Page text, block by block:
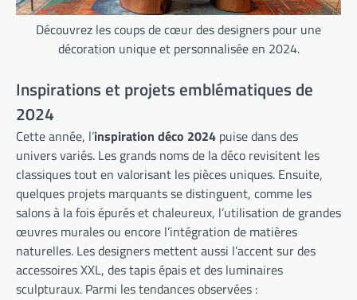
Découvrez les coups de cœur des designers pour une
décoration unique et personnalisée en 2024.
Inspirations et projets emblématiques de
2024
Cette année, l’inspiration déco 2024 puise dans des
univers variés. Les grands noms de la déco revisitent les
classiques tout en valorisant les pièces uniques. Ensuite,
quelques projets marquants se distinguent, comme les
salons à la fois épurés et chaleureux, l’utilisation de grandes
œuvres murales ou encore l’intégration de matières
naturelles. Les designers mettent aussi l’accent sur des
accessoires XXL, des tapis épais et des luminaires
sculpturaux. Parmi les tendances observées :